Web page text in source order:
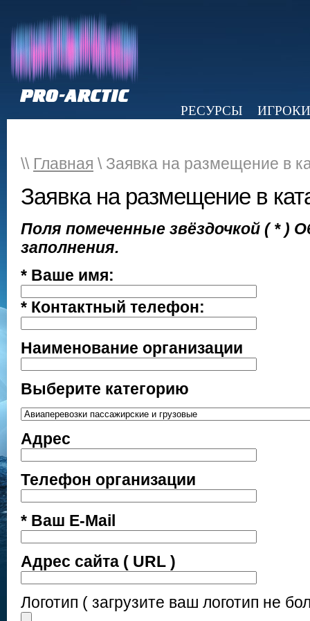
РЕСУРСЫ
ИГРОКИ
\\ Главная \ Заявка на размещение в
Заявка на размещение в
Поля помеченные звёздочкой ( * )
заполнения.
* Ваше имя:
* Контактный телефон:
Наименование организации
Выберите категорию
Адрес
Телефон организации
* Ваш E-Mail
Адрес сайта ( URL )
Логотип ( загрузите ваш логотип не